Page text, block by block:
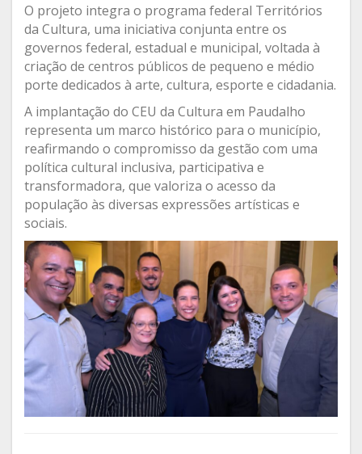
O projeto integra o programa federal Territórios
da Cultura, uma iniciativa conjunta entre os
governos federal, estadual e municipal, voltada à
criação de centros públicos de pequeno e médio
porte dedicados à arte, cultura, esporte e cidadania.
A implantação do CEU da Cultura em Paudalho
representa um marco histórico para o município,
reafirmando o compromisso da gestão com uma
política cultural inclusiva, participativa e
transformadora, que valoriza o acesso da
população às diversas expressões artísticas e
sociais.